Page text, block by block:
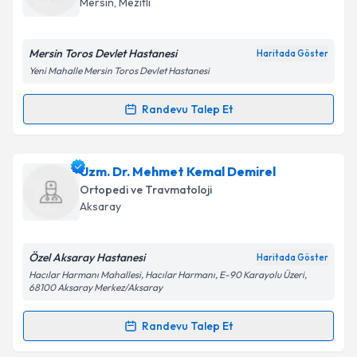
Kişisel verilerimin işlenmesine ilişkin
Metni'ni okudum ve kişisel verilerimin belirtilen
Takvim Talebini Gönder
Mersin Toros Devlet Hastanesi Haritada Göster
Yeni Mahalle Mersin Toros Devlet Hastanesi
Randevu Talep Et
Randevu Takvimi Talebi
Uzm. Dr. Turan Yaroğluiçin randevu takvimi talebi
oluşturun. Size bu uzmandan randevu almanız için bir
takvim hazırlandığında e-posta ile bilgilendireceğiz.
Kişisel verilerimin işlenmesine ilişkinAydınlatma
'ni okudum ve kişisel verilerimin belirtilen
kapsamda işlenmesini kabul ediyorum.
Uzm. Dr. Mehmet Kemal Demirel
Ortopedi ve Travmatoloji
Aksaray
Özel Aksaray Hastanesi Haritada Göster
Hacılar Harmanı Mahallesi, Hacılar Harmanı, E-90 Karayolu Üzeri,
68100 Aksaray Merkez/Aksaray
Randevu Talep Et
Randevu Takvimi Talebi